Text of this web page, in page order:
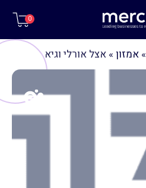
0
» אמזון » אצל אורלי וגיא